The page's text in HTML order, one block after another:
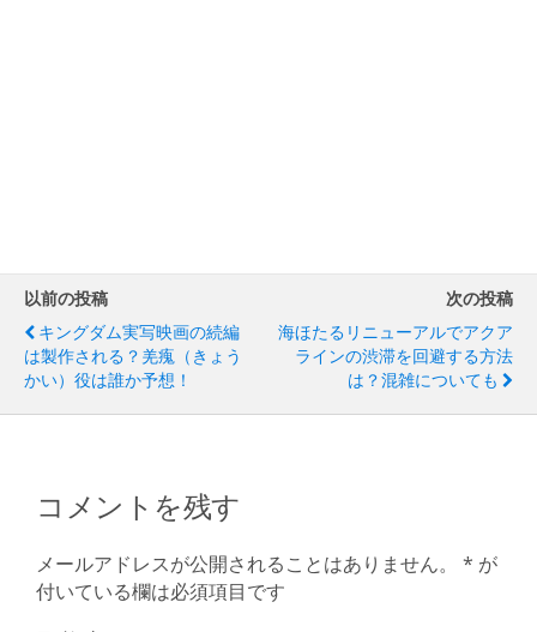
以前の投稿
キングダム実写映画の続編
は製作される？羌瘣（きょう
かい）役は誰か予想！
次の投稿
海ほたるリニューアルでアクア
ラインの渋滞を回避する方法
は？混雑についても
コメントを残す
メールアドレスが公開されることはありません。 * が
付いている欄は必須項目です